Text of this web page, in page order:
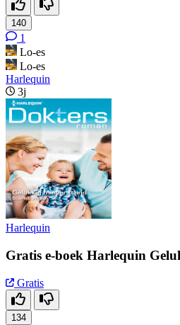
140
1
Lo-es
Lo-es
Harlequin
3j
Harlequin
Gratis e-boek Harlequin
Gratis
134